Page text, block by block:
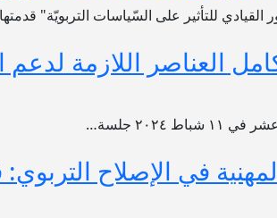
للتأثير على السّياسات التربويّة" قدمتها
العناصر اللازمة لدعم
جلسة…
في الإصلاح التربوي: